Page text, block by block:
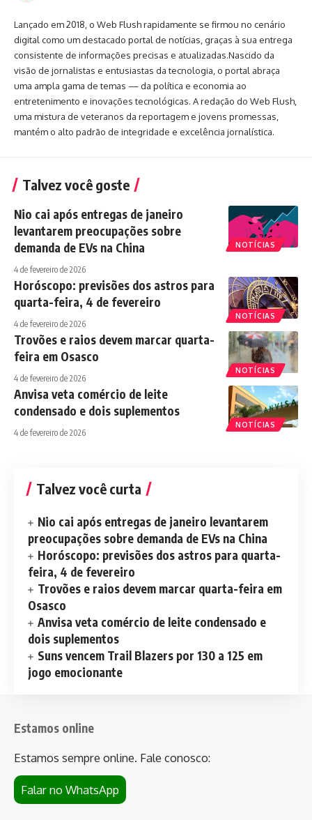
Lançado em 2018, o Web Flush rapidamente se firmou no cenário
digital como um destacado portal de notícias, graças à sua entrega
consistente de informações precisas e atualizadas.Nascido da
visão de jornalistas e entusiastas da tecnologia, o portal abraça
uma ampla gama de temas — da política e economia ao
entretenimento e inovações tecnológicas. A redação do Web Flush,
uma mistura de veteranos da reportagem e jovens promessas,
mantém o alto padrão de integridade e excelência jornalística.
Talvez você goste
NOTÍCIAS
Nio cai após entregas de janeiro
levantarem preocupações sobre
demanda de EVs na China
4 de fevereiro de 2026
NOTÍCIAS
Horóscopo: previsões dos astros para
quarta-feira, 4 de fevereiro
4 de fevereiro de 2026
NOTÍCIAS
Trovões e raios devem marcar quarta-
feira em Osasco
4 de fevereiro de 2026
NOTÍCIAS
Anvisa veta comércio de leite
condensado e dois suplementos
4 de fevereiro de 2026
Talvez você curta
Nio cai após entregas de janeiro levantarem
preocupações sobre demanda de EVs na China
Horóscopo: previsões dos astros para quarta-
feira, 4 de fevereiro
Trovões e raios devem marcar quarta-feira em
Osasco
Anvisa veta comércio de leite condensado e
dois suplementos
Suns vencem Trail Blazers por 130 a 125 em
jogo emocionante
Estamos online
Estamos sempre online. Fale conosco:
Falar no WhatsApp